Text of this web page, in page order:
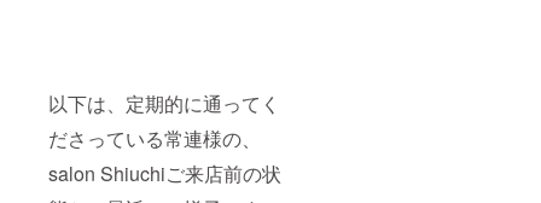
以下は、定期的に通ってく
ださっている常連様の、
salon Shiuchiご来店前の状